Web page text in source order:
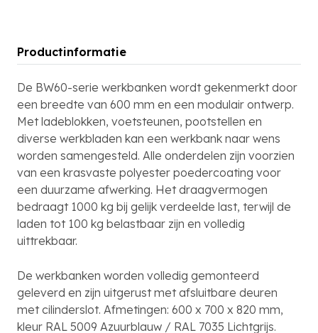
Productinformatie
De BW60-serie werkbanken wordt gekenmerkt door
een breedte van 600 mm en een modulair ontwerp.
Met ladeblokken, voetsteunen, pootstellen en
diverse werkbladen kan een werkbank naar wens
worden samengesteld. Alle onderdelen zijn voorzien
van een krasvaste polyester poedercoating voor
een duurzame afwerking. Het draagvermogen
bedraagt 1000 kg bij gelijk verdeelde last, terwijl de
laden tot 100 kg belastbaar zijn en volledig
uittrekbaar.
De werkbanken worden volledig gemonteerd
geleverd en zijn uitgerust met afsluitbare deuren
met cilinderslot. Afmetingen: 600 x 700 x 820 mm,
kleur RAL 5009 Azuurblauw / RAL 7035 Lichtgrijs.